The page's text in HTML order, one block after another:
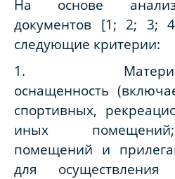
На основе
документов [1; 2; 3;
следующие критерии:
1.
оснащенность
спортивных,
иных
помещений и
для осуществления